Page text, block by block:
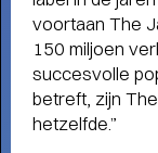
voortaan The
150 miljoen
succesvolle
betreft, zijn
hetzelfde.”